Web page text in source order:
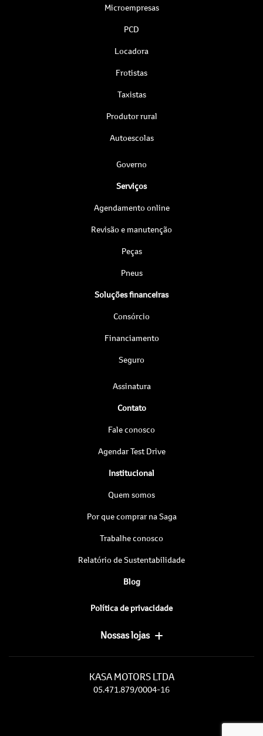
Microempresas
PCD
Locadora
Frotistas
Taxistas
Produtor rural
Autoescolas
Governo
Serviços
Agendamento online
Revisão e manutenção
Peças
Pneus
Soluções financeiras
Consórcio
Financiamento
Seguro
Assinatura
Contato
Fale conosco
Agendar Test Drive
Institucional
Quem somos
Por que comprar na Saga
Trabalhe conosco
Relatório de Sustentabilidade
Blog
Política de privacidade
Nossas lojas
KASA MOTORS LTDA
05.471.879/0004-16